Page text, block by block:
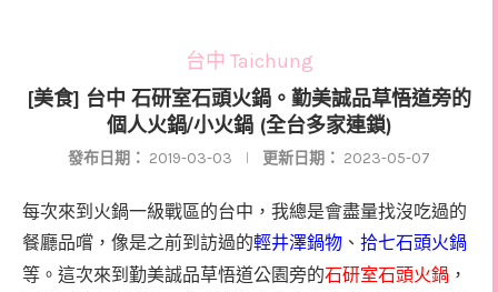
台中 Taichung
[美食] 台中 石研室石頭火鍋。勤美誠品草悟道旁的
個人火鍋/小火鍋 (全台多家連鎖)
發布日期： 2019-03-03 更新日期： 2023-05-07
每次來到火鍋一級戰區的台中，我總是會盡量找沒吃過的
餐廳品嚐，像是之前到訪過的輕井澤鍋物 、 拾七石頭火鍋
等。這次來到勤美誠品草悟道公園旁的石研室石頭火鍋 ，